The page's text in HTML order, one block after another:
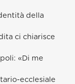
della
ci chiarisce
«Di me
ecclesiale